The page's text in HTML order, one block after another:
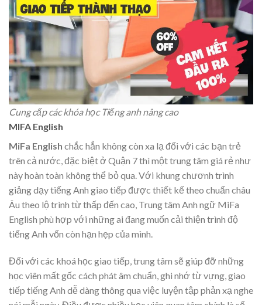
Cung cấp các khóa học Tiếng anh nâng cao
MIFA English
MiFa English chắc hẳn không còn xa lạ đối với các bạn trẻ
trên cả nước, đặc biệt ở Quận 7 thì một trung tâm giá rẻ như
này hoàn toàn không thể bỏ qua. Với khung chươnh trình
giảng dạy tiếng Anh giao tiếp được thiết kế theo chuẩn châu
Âu theo lộ trình từ thấp đến cao, Trung tâm Anh ngữ MiFa
English phù hợp với những ai đang muốn cải thiện trình độ
tiếng Anh vốn còn hạn hẹp của mình.
Đối với các khoá học giao tiếp, trung tâm sẽ giúp đỡ những
học viên mất gốc cách phát âm chuẩn, ghi nhớ từ vựng, giao
tiếp tiếng Anh dễ dàng thông qua việc luyện tập phản xạ nghe